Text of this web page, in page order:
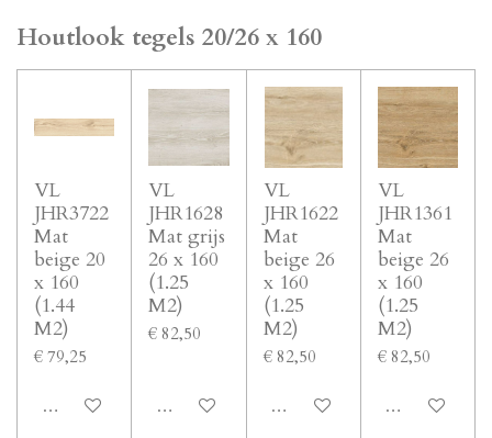
Houtlook tegels 20/26 x 160
VL
JHR3722
Mat
beige 20
x 160
(1.44
M2)
€ 79,25
In winkelwagen
VL
JHR1628
Mat grijs
26 x 160
(1.25
M2)
€ 82,50
In winkelwagen
VL
JHR1622
Mat
beige 26
x 160
(1.25
M2)
€ 82,50
In winkelwagen
VL
JHR1361
Mat
beige 26
x 160
(1.25
M2)
€ 82,50
In